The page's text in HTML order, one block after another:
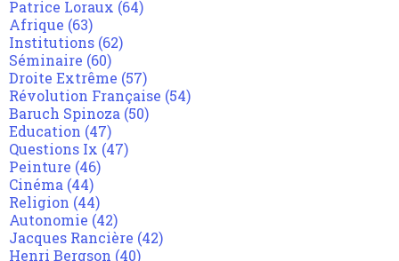
Patrice Loraux (64)
Afrique (63)
Institutions (62)
Séminaire (60)
Droite Extrême (57)
Révolution Française (54)
Baruch Spinoza (50)
Education (47)
Questions Ix (47)
Peinture (46)
Cinéma (44)
Religion (44)
Autonomie (42)
Jacques Rancière (42)
Henri Bergson (40)